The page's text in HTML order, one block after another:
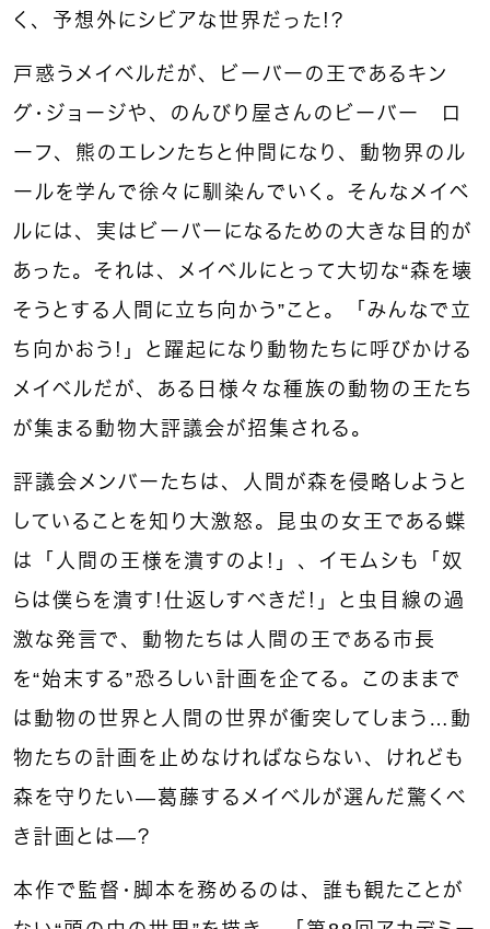
く、予想外にシビアな世界だった！？
戸惑うメイベルだが、ビーバーの王であるキン
グ・ジョージや、のんびり屋さんのビーバー ロ
ーフ、熊のエレンたちと仲間になり、動物界のル
ールを学んで徐々に馴染んでいく。そんなメイベ
ルには、実はビーバーになるための大きな目的が
あった。それは、メイベルにとって大切な“森を壊
そうとする人間に立ち向かう”こと。「みんなで立
ち向かおう！」と躍起になり動物たちに呼びかける
メイベルだが、ある日様々な種族の動物の王たち
が集まる動物大評議会が招集される。
評議会メンバーたちは、人間が森を侵略しようと
していることを知り大激怒。昆虫の女王である蝶
は「人間の王様を潰すのよ！」、イモムシも「奴
らは僕らを潰す！仕返しすべきだ！」と虫目線の過
激な発言で、動物たちは人間の王である市長
を“始末する”恐ろしい計画を企てる。このままで
は動物の世界と人間の世界が衝突してしまう…動
物たちの計画を止めなければならない、けれども
森を守りたい―葛藤するメイベルが選んだ驚くべ
き計画とは—？
本作で監督・脚本を務めるのは、誰も観たことが